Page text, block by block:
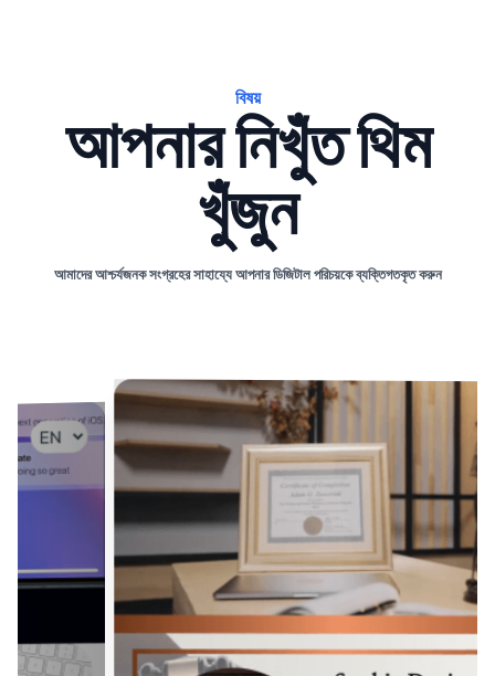
বিষয়
আপনার নিখুঁত থিম
খুঁজুন
আমাদের আশ্চর্যজনক সংগ্রহের সাহায্যে আপনার ডিজিটাল পরিচয়কে ব্যক্তিগতকৃত করুন